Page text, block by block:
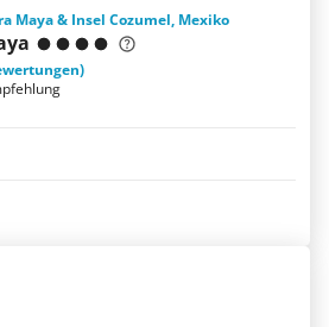
Maya & Insel Cozumel, Mexiko